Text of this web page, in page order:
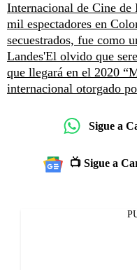
Internacional de Cine de
mil espectadores en
secuestrados, fue como
Landes'El olvido que
que llegará en el 2020
internacional otorgado
Sigue a
📺 Sigue a